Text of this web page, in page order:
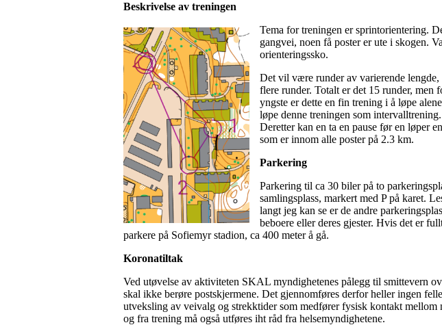
Beskrivelse av treningen
Tema for treningen er sprintorientering.
gangvei, noen få poster er ute i skogen.
orienteringssko.
Det vil være runder av varierende
flere runder. Totalt er det 15 runder, men
yngste er dette en fin trening i å løpe
løpe denne treningen som
Deretter kan en ta en pause før en løper
som er innom alle poster på 2.3 km.
Parkering
Parkering til ca 30 biler på to
samlingsplass, markert med P på karet.
langt jeg kan se er de andre
beboere eller deres gjester. Hvis det er
parkere på Sofiemyr stadion, ca 400 meter å gå.
Koronatiltak
Ved utøvelse av aktiviteten SKAL myndighetenes pålegg til smittevern
skal ikke berøre postskjermene. Det gjennomføres derfor heller ingen
utveksling av veivalg og strekktider som medfører fysisk kontakt mellom
og fra trening må også utføres iht råd fra helsemyndighetene.